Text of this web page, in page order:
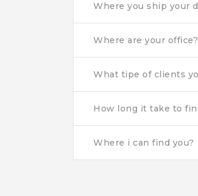
Where you ship your
Where are your office?
What tipe of clients
How long it take to
Where i can find you?